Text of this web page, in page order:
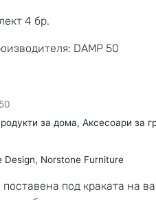
4 бр.
DAMP 50
за дома,Аксесоари за
Design, Norstone Furniture
под краката на